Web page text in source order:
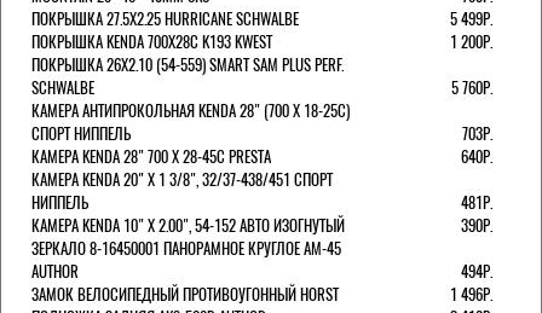
ПОКРЫШКА 27.5X2.25 HURRICANE SCHWALBE
5 499Р.
ПОКРЫШКА KENDA 700Х28С K193 KWEST
1 200Р.
ПОКРЫШКА 26X2.10 (54-559) SMART SAM PLUS PERF.
SCHWALBE
5 760Р.
КАМЕРА АНТИПРОКОЛЬНАЯ KENDA 28" (700 Х 18-25C)
СПОРТ НИППЕЛЬ
703Р.
КАМЕРА KENDA 28" 700 Х 28-45С PRESTA
640Р.
КАМЕРА KENDA 20" Х 1 3/8", 32/37-438/451 СПОРТ
НИППЕЛЬ
481Р.
КАМЕРА KENDA 10" Х 2.00", 54-152 АВТО ИЗОГНУТЫЙ
390Р.
ЗЕРКАЛО 8-16450001 ПАНОРАМНОЕ КРУГЛОЕ AM-45
AUTHOR
494Р.
ЗАМОК ВЕЛОСИПЕДНЫЙ ПРОТИВОУГОННЫЙ HORST
1 496Р.